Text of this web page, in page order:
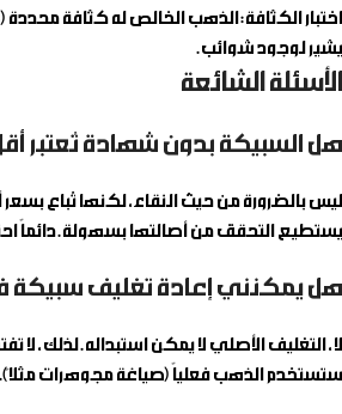
اختبار الكثافة:
يشير لوجود شوائب.
الأسئلة الشائعة
هل السبيكة بدون شهادة تُعتبر
ليس بالضرورة من حيث النقاء، لكنها تُباع بسعر
يستطيع التحقق من أصالتها بسهولة. دائماً
هل يمكنني إعادة تغليف سبيكة
لا، التغليف الأصلي لا يمكن استبداله. لذلك، لا
ستستخدم الذهب فعلياً (صياغة مجوهرات مثلاً).